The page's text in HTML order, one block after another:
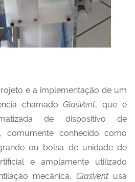
e a implementação de um
chamadoGlasVent, que é
de dispositivo de
comumente conhecido como
ou bolsa de unidade de
e amplamente utilizado
mecânica. GlasVent usa